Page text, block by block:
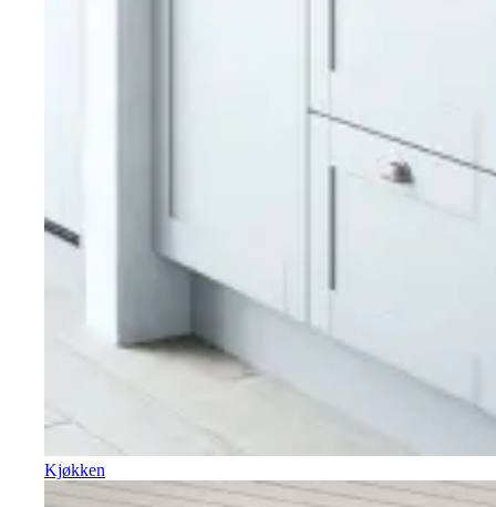
Kjøkken